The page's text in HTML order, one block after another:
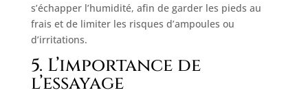
s’échapper l’humidité, afin de garder les pieds au
frais et de limiter les risques d’ampoules ou
d’irritations.
5. L’importance de
l’essayage